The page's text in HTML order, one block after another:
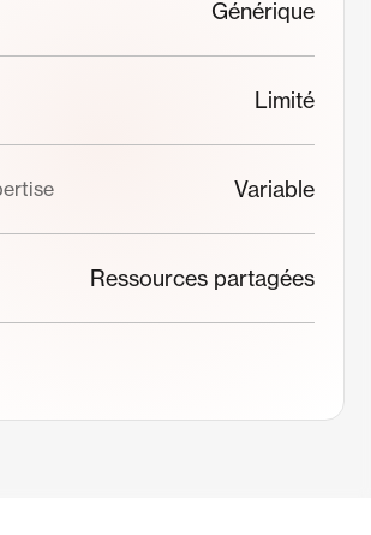
Générique
Limité
Variable
Ressources partagées